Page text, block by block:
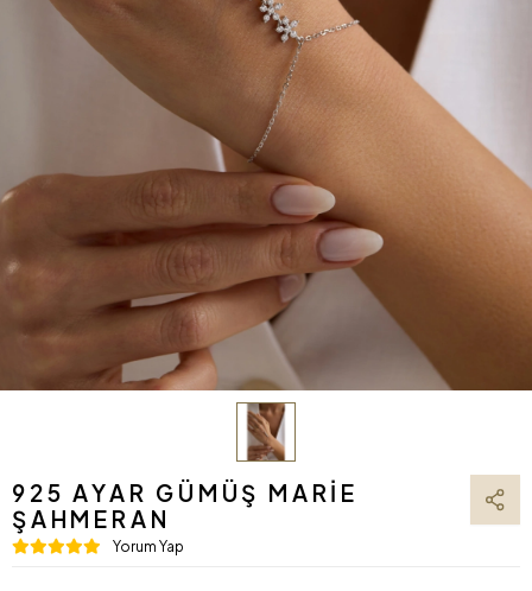
925 AYAR GÜMÜŞ MARIE
ŞAHMERAN
Yorum Yap